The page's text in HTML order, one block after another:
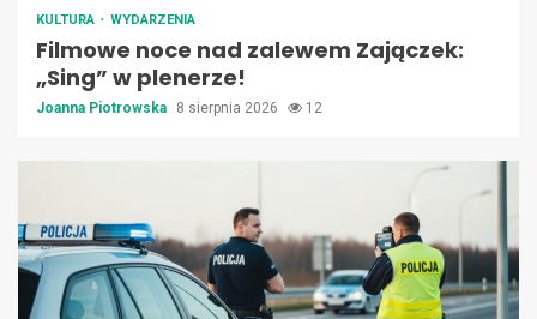
KULTURA WYDARZENIA
Filmowe noce nad zalewem Zajączek:
„Sing” w plenerze!
Joanna Piotrowska 8 sierpnia 2026 12